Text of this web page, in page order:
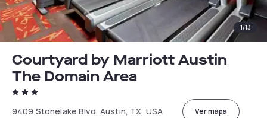
1/13
Courtyard by Marriott Austin
The Domain Area
9409 Stonelake Blvd, Austin, TX, USA Ver mapa